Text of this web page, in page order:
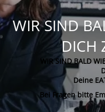
WIR SIND
DICH
WIR SIND BALD
Deine
Bei Fragen bitte